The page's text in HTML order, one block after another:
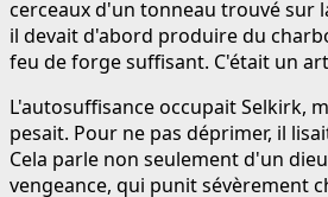
cerceaux d'un tonneau trouvé sur
il devait d'abord produire du
feu de forge suffisant. C'était un
L'autosuffisance occupait Selkirk,
pesait. Pour ne pas déprimer, il
Cela parle non seulement d'un
vengeance, qui punit sévèrement